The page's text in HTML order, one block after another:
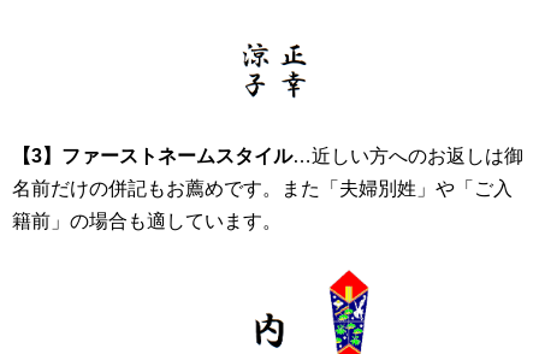
【3】ファーストネームスタイル…近しい方へのお返しは御
名前だけの併記もお薦めです。また「夫婦別姓」や「ご入
籍前」の場合も適しています。